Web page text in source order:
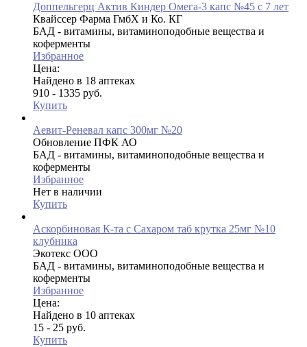
Доппельгерц Актив Киндер Омега-3 капс №45 с 7 лет
Квайссер Фарма ГмбХ и Ко. КГ
БАД - витамины, витаминоподобные вещества и
коферменты
Избранное
Цена:
Найдено в 18 аптеках
910 - 1335 руб.
Купить
Аевит-Реневал капс 300мг №20
Обновление ПФК АО
БАД - витамины, витаминоподобные вещества и
коферменты
Избранное
Нет в наличии
Купить
Аскорбиновая К-та с Сахаром таб крутка 25мг №10
клубника
Экотекс ООО
БАД - витамины, витаминоподобные вещества и
коферменты
Избранное
Цена:
Найдено в 10 аптеках
15 - 25 руб.
Купить